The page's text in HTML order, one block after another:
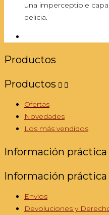
una imperceptible capa
delicia.
Productos
Productos  
Ofertas
Novedades
Los más vendidos
Información práctica
Información práctica
Envíos
Devoluciones y